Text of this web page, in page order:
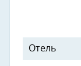
Отель